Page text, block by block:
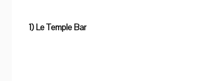
1) Le Temple Bar